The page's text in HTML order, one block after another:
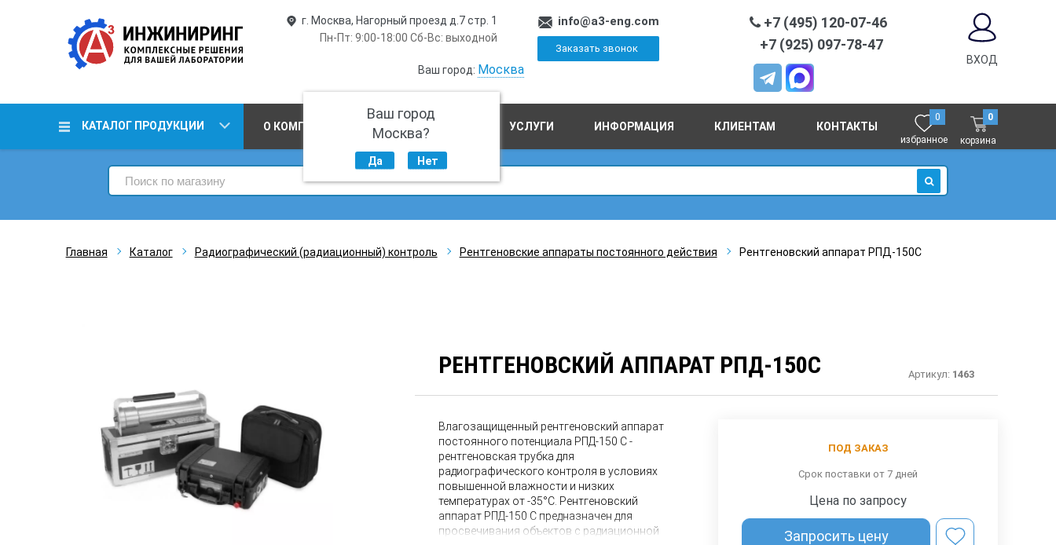
г. Москва, Нагорный проезд д.7 стр. 1
Пн-Пт: 9:00-18:00 Сб-Вс: выходной
Ваш город: Москва
Ваш город
Москва?
Да Нет
info@a3-eng.com
Заказать звонок
+7 (495) 120-07-46
+7 (925) 097-78-47
ВХОД
КАТАЛОГ ПРОДУКЦИИ О КОМПАНИИ ПРОИЗВОДСТВО УСЛУГИ ИНФОРМАЦИЯ КЛИЕНТАМ КОНТАКТЫ
0
избранное
0
корзина
ИСКАТЬ
Главная Каталог Радиографический (радиационный) контроль Рентгеновские аппараты постоянного действия Рентгеновский аппарат РПД-150С
РЕНТГЕНОВСКИЙ АППАРАТ РПД-150С Артикул: 1463
Влагозащищенный рентгеновский аппарат
постоянного потенциала РПД-150 С -
рентгеновская трубка для
радиографического контроля в условиях
повышенной влажности и низких
температурах от -35°С. Рентгеновский
аппарат РПД-150 С предназначен для
просвечивания объектов с радиационной
ПОД ЗАКАЗ
Срок поставки от 7 дней
Цена по запросу
Запросить цену